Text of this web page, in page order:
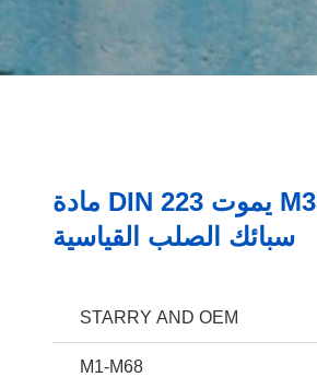
آلة قطع الخيط M35 / M2 يموت DIN 223 مادة
سبائك الصلب القياسية
STARRY AND OEM
M1-M68